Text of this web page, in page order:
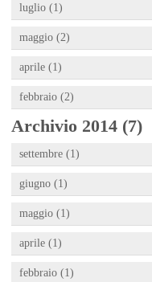
luglio (1)
maggio (2)
aprile (1)
febbraio (2)
Archivio 2014 (7)
settembre (1)
giugno (1)
maggio (1)
aprile (1)
febbraio (1)